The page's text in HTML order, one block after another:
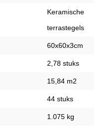
Keramische
terrastegels
60x60x3cm
2,78 stuks
15,84 m2
44 stuks
1.075 kg